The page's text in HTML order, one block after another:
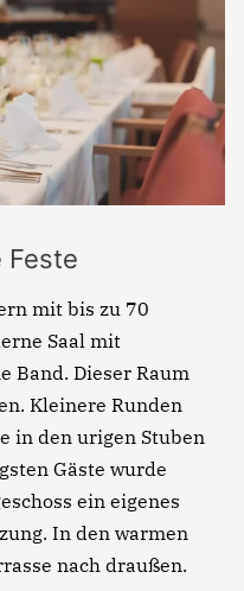
Feste
mit bis zu 70
Saal mit
Band. Dieser Raum
Kleinere Runden
in den urigen Stuben
Gäste wurde
ein eigenes
In den warmen
nach draußen.
consectetur
tempor incididunt
Ut enim ad
ullamco
consequat.